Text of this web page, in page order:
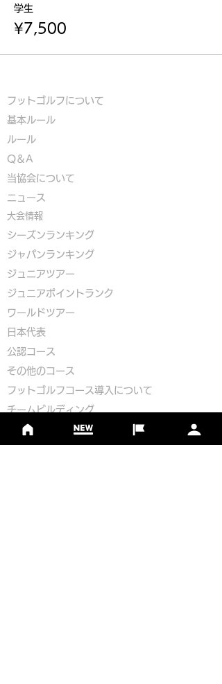
学生
¥7,500
フットゴルフについて
基本ルール
ルール
Q＆A
​当協会について
​ニュース
大会情報
シーズンランキング
ジャパンランキング
ジュニアツアー
ジュニアポイントランク
​ワールドツアー
​​日本代表
公認コース
​その他のコース
​ フットゴルフコース導入について
​チームビルディング
選手登録​